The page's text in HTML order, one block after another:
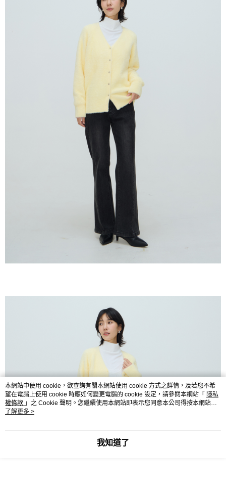
本網站中使用 cookie，欲查詢有關本網站使用 cookie 方式之詳情，及若您不希
望在電腦上使用 cookie 時應如何變更電腦的 cookie 設定，請參閱本網站「 隱私
權條款 」之 Cookie 聲明。您繼續使用本網站即表示您同意本公司得按本網站使
用條款之 Cookie 聲明使用 cookie。
了解更多 >
我知道了